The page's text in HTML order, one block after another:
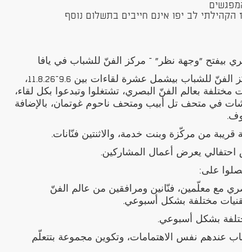
הקהילתי לב יפו אינם חייבים בתשלום נוסף
بيفتح "وجهة نظر" – مركز الفنّ للشباب في يافا
للشباب بيشمل عشرة لقاءات بين 9.6–11.8.26،
مختلفة بعالم الفنّ البصري، تشتغلوا وتبدعوا بكل لقاء،
في متحف تل أبيب ومتحف ناحوم غوتمان، بالإضافة
قريبة من مركّزة وبنت خدمة، والاثنتين فنّانات.
احتفالي يعرض أعمال المشاركين.
على:
مع معلّمين، فنّانين ومرافقين من عالم الفنّ
مختلفة بشكل أسبوعي.
بشكل أسبوعي.
عندهم نفس الاهتمامات، وتكوين مجموعة بتتعلّم